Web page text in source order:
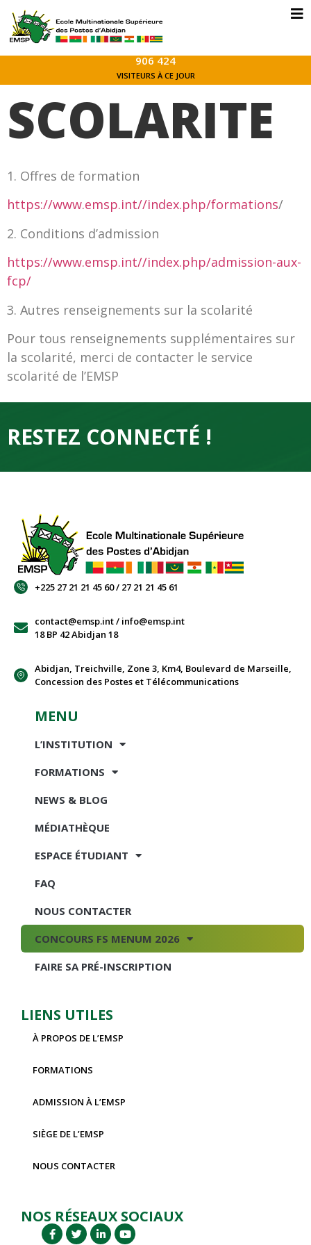
906 424
VISITEURS À CE JOUR
SCOLARITE
1. Offres de formation
https://www.emsp.int//index.php/formations/
2. Conditions d’admission
https://www.emsp.int//index.php/admission-aux-
fcp/
3. Autres renseignements sur la scolarité
Pour tous renseignements supplémentaires sur
la scolarité, merci de contacter le service
scolarité de l’EMSP
RESTEZ CONNECTÉ !
+225 27 21 21 45 60 / 27 21 21 45 61
contact@emsp.int / info@emsp.int
18 BP 42 Abidjan 18
Abidjan, Treichville, Zone 3, Km4, Boulevard de Marseille,
Concession des Postes et Télécommunications
MENU
L’INSTITUTION
FORMATIONS
NEWS & BLOG
MÉDIATHÈQUE
ESPACE ÉTUDIANT
FAQ
NOUS CONTACTER
CONCOURS FS MENUM 2026
FAIRE SA PRÉ-INSCRIPTION
LIENS UTILES
À PROPOS DE L’EMSP
FORMATIONS
ADMISSION À L’EMSP
SIÈGE DE L’EMSP
NOUS CONTACTER
NOS RÉSEAUX SOCIAUX